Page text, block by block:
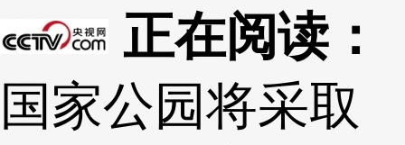
正在阅读：
国家公园将采取